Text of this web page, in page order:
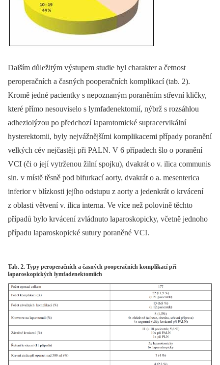
Dalším důležitým výstupem studie byl charakter a četnost
peroperačních a časných pooperačních komplikací (tab. 2).
Kromě jedné pacientky s nepoznaným poraněním střevní kličky,
které přímo nesouviselo s lymfadenektomií, nýbrž s rozsáhlou
adheziolýzou po předchozí laparotomické supracervikální
hysterektomii, byly nejvážnějšími komplikacemi případy poranění
velkých cév nejčastěji při PALN. V 6 případech šlo o poranění
VCI (či o její vytrženou žilní spojku), dvakrát o v. ilica communis
sin. v místě těsně pod bifurkací aorty, dvakrát o a. mesenterica
inferior v blízkosti jejího odstupu z aorty a jedenkrát o krvácení
z oblasti větvení v. ilica interna. Ve více než polovině těchto
případů bylo krvácení zvládnuto laparoskopicky, včetně jednoho
případu laparoskopické sutury poraněné VCI.
Tab. 2. Typy peroperačních a časných pooperačních komplikací při
laparoskopických lymfadenektomiích